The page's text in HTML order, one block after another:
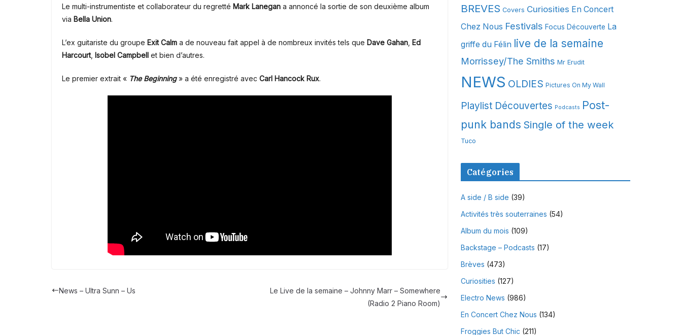
Le multi-instrumentiste et collaborateur du regretté Mark Lanegan a annoncé la sortie de son deuxième album
via Bella Union.
L’ex guitariste du groupe Exit Calm a de nouveau fait appel à de nombreux invités tels que Dave Gahan Ed
Harcourt, Isobel Campbell et bien d’autres.
Le premier extrait « The Beginning» a été enregistré avec Carl Hancock Rux.
News – Ultra Sunn – Us
Le Live de la semaine – Johnny Marr – Somewhere
(Radio 2 Piano Room)
e
s
BREVES Covers Curiosities En Concert
Chez Nous Festivals Focus Découverte La
griffe du Félin live de la semaine
Morrissey/The Smiths Mr Erudit
NEWS OLDIES Pictures On My Wall
Playlist Découvertes Podcasts Post-
punk bands Single of the week
Tuco
Catégories
A side / B side (39)
Activités très souterraines (54)
Album du mois (109)
Backstage – Podcasts (17)
Brèves (473)
Curiosities (127)
Electro News (986)
En Concert Chez Nous (134)
Froggies But Chic (211)